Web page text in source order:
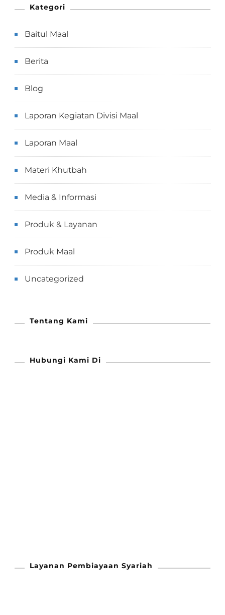
Kategori
Baitul Maal
Berita
Blog
Laporan Kegiatan Divisi Maal
Laporan Maal
Materi Khutbah
Media & Informasi
Produk & Layanan
Produk Maal
Uncategorized
Tentang Kami
Hubungi Kami Di
Layanan Pembiayaan Syariah